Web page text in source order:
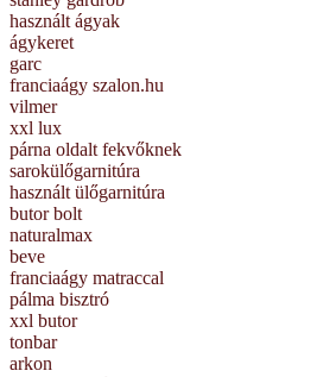
használt ágyak
ágykeret
garc
franciaágy szalon.hu
vilmer
xxl lux
párna oldalt fekvőknek
sarokülőgarnitúra
használt ülőgarnitúra
butor bolt
naturalmax
beve
franciaágy matraccal
pálma bisztró
xxl butor
tonbar
arkon